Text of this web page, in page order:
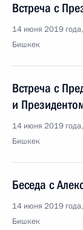
Встреча с
14 июня 2019
Бишкек
Встреча с
и
14 июня 2019
Бишкек
Беседа с
14 июня 2019
Бишкек